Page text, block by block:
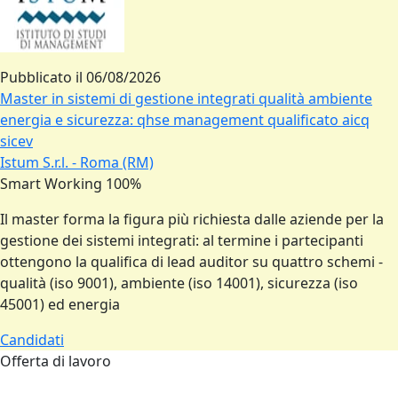
Pubblicato il 06/08/2026
Master in sistemi di gestione integrati qualità ambiente
energia e sicurezza: qhse management qualificato aicq
sicev
Istum S.r.l. - Roma (RM)
Smart Working 100%
Il master forma la figura più richiesta dalle aziende per la
gestione dei sistemi integrati: al termine i partecipanti
ottengono la qualifica di lead auditor su quattro schemi -
qualità (iso 9001), ambiente (iso 14001), sicurezza (iso
45001) ed energia
Candidati
Offerta di lavoro